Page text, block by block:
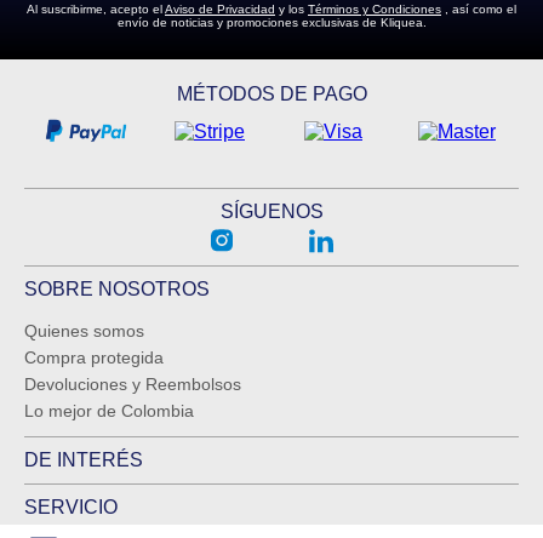
Al suscribirme, acepto elAviso de Privacidad y los Términos y Condiciones , así como el
envío de noticias y promociones exclusivas de Kliquea.
MÉTODOS DE PAGO
SÍGUENOS
SOBRE NOSOTROS
Quienes somos
Compra protegida
Devoluciones y Reembolsos
Lo mejor de Colombia
DE INTERÉS
SERVICIO